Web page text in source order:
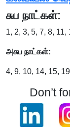
சுப நாட்கள்:
1, 2, 3, 5, 7, 8,
அசுப நாட்கள்:
4, 9, 10, 14, 15,
Don’t